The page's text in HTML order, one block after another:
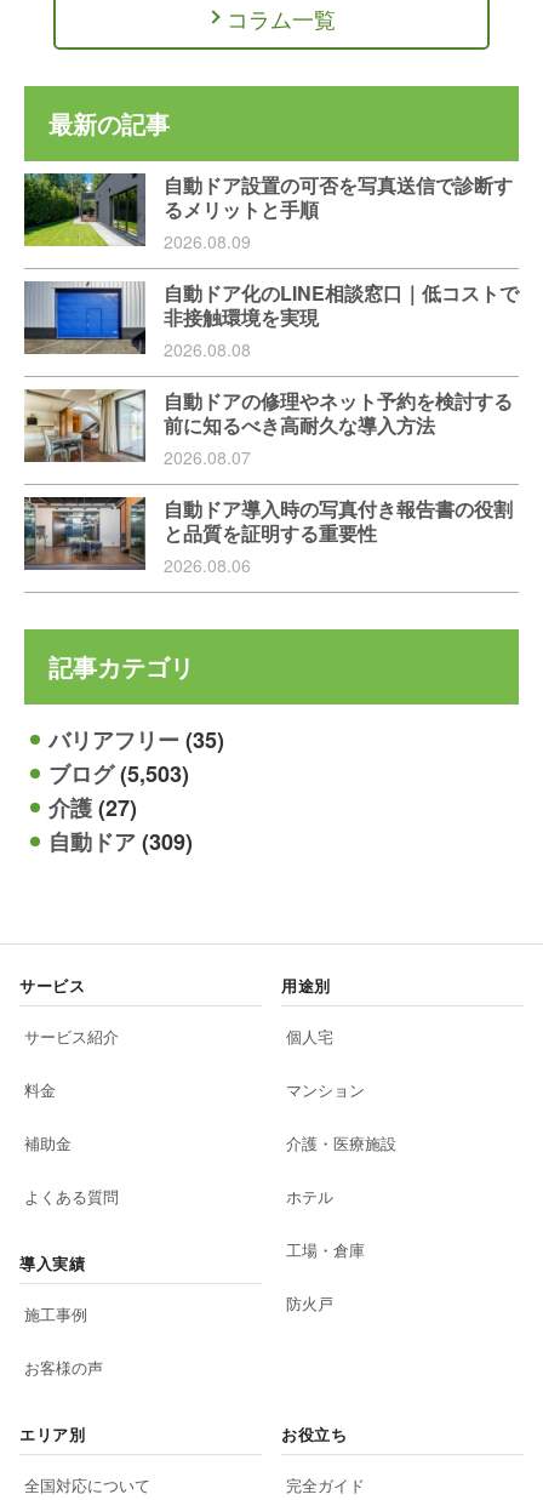
コラム一覧
最新の記事
自動ドア設置の可否を写真送信で診断す
るメリットと手順
2026.08.09
自動ドア化のLINE相談窓口｜低コストで
非接触環境を実現
2026.08.08
自動ドアの修理やネット予約を検討する
前に知るべき高耐久な導入方法
2026.08.07
自動ドア導入時の写真付き報告書の役割
と品質を証明する重要性
2026.08.06
記事カテゴリ
バリアフリー(35)
ブログ(5,503)
介護(27)
自動ドア(309)
サービス
サービス紹介
料金
補助金
よくある質問
導入実績
施工事例
お客様の声
用途別
個人宅
マンション
介護・医療施設
ホテル
工場・倉庫
防火戸
エリア別
全国対応について
お役立ち
完全ガイド